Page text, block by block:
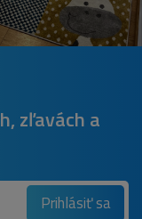
zľavách a
Prihlásiť sa